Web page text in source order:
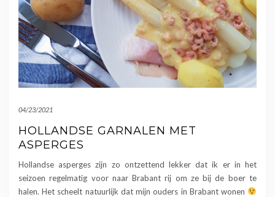
04/23/2021
HOLLANDSE GARNALEN MET
ASPERGES
Hollandse asperges zijn zo ontzettend lekker dat ik er in het
seizoen regelmatig voor naar Brabant rij om ze bij de boer te
halen. Het scheelt natuurlijk dat mijn ouders in Brabant wonen